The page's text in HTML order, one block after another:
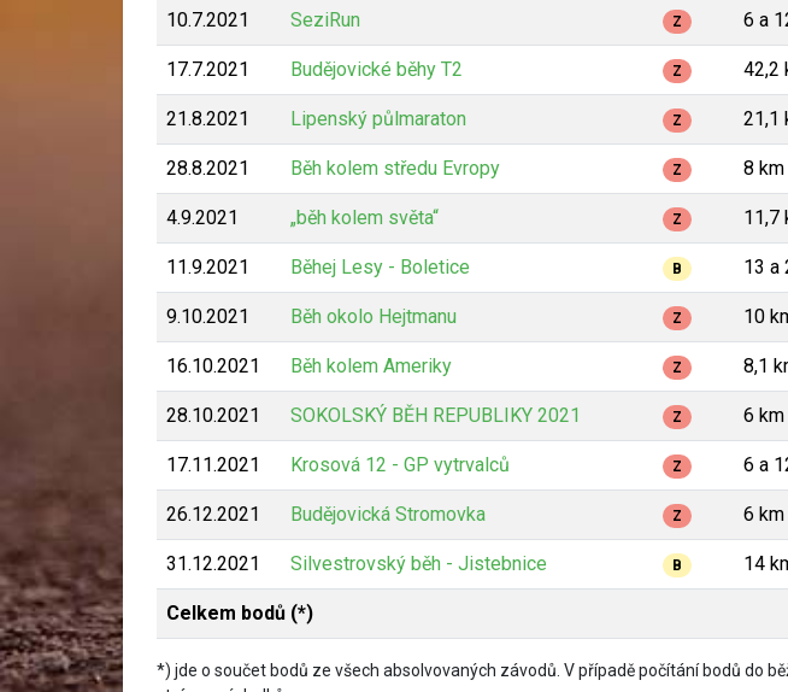
10.7.2021 SeziRun Z 6 a
17.7.2021 Budějovické běhy T2 Z 42,2
21.8.2021 Lipenský půlmaraton Z 21,1
28.8.2021 Běh kolem středu Evropy Z 8 km
4.9.2021 „běh kolem světa“ Z 11,7
11.9.2021 Běhej Lesy - Boletice B 13 a
9.10.2021 Běh okolo Hejtmanu Z 10
16.10.2021 Běh kolem Ameriky Z 8,1
28.10.2021 SOKOLSKÝ BĚH REPUBLIKY 2021 Z 6 km
17.11.2021 Krosová 12 - GP vytrvalců Z 6 a
26.12.2021 Budějovická Stromovka Z 6
31.12.2021 Silvestrovský běh - Jistebnice B 14
Celkem bodů (*)
*) jde o součet bodů ze všech absolvovaných závodů. V případě počítání bodů do